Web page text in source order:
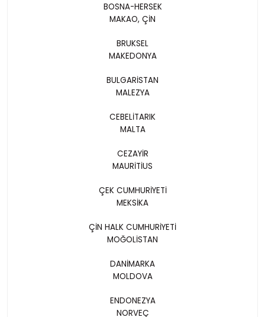
BOSNA-HERSEK
MAKAO, ÇİN
BRUKSEL
MAKEDONYA
BULGARİSTAN
MALEZYA
CEBELİTARIK
MALTA
CEZAYİR
MAURİTİUS
ÇEK CUMHURİYETİ
MEKSİKA
ÇİN HALK CUMHURİYETİ
MOĞOLİSTAN
DANİMARKA
MOLDOVA
ENDONEZYA
NORVEÇ